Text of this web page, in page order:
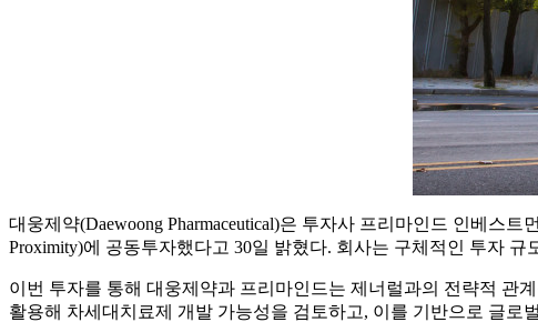
대웅제약(Daewoong Pharmaceutical)은 투자사 프리마인드 인베스
Proximity)에 공동투자했다고 30일 밝혔다. 회사는 구체적인 투자 규
이번 투자를 통해 대웅제약과 프리마인드는 제너럴과의 전략적 관
활용해 차세대치료제 개발 가능성을 검토하고, 이를 기반으로 글